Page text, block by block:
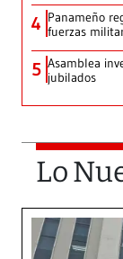
4 Panameño
fuerzas
5 Asamblea
jubilados
Lo